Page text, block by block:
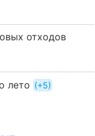
отходов
лето +5